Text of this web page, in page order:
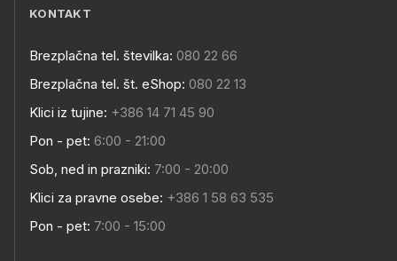
KONTAKT
Brezplačna tel. številka: 080 22 66
Brezplačna tel. št. eShop: 080 22 13
Klici iz tujine: +386 14 71 45 90
Pon - pet: 6:00 - 21:00
Sob, ned in prazniki: 7:00 - 20:00
Klici za pravne osebe: +386 1 58 63 535
Pon - pet: 7:00 - 15:00